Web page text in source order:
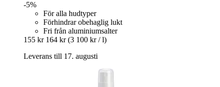
-5%
För alla hudtyper
Förhindrar obehaglig lukt
Fri från aluminiumsalter
155 kr 164 kr (3 100 kr / l)
Leverans till 17. augusti